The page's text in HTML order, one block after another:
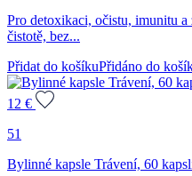
Pro detoxikaci, očistu, imunitu
čistotě, bez...
Přidat do košíkuPřidáno do
12 €
51
Bylinné kapsle Trávení, 60